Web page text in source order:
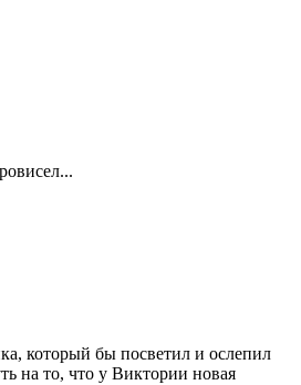
который бы посветил и ослепил
на то, что у Виктории новая